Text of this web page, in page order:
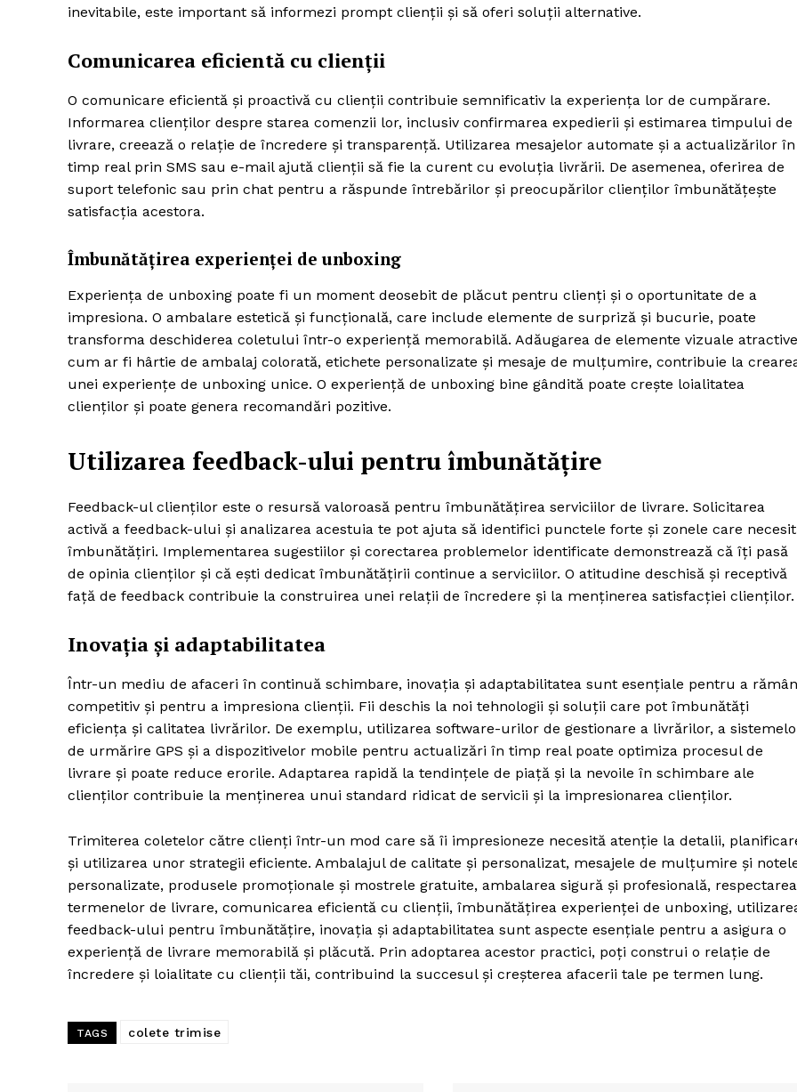
inevitabile, este important să informezi prompt clienții și să oferi soluții alternative.
Comunicarea eficientă cu clienții
O comunicare eficientă și proactivă cu clienții contribuie semnificativ la experiența lor de cumpărare.
Informarea clienților despre starea comenzii lor, inclusiv confirmarea expedierii și estimarea timpului de
livrare, creează o relație de încredere și transparență. Utilizarea mesajelor automate și a actualizărilor în
timp real prin SMS sau e-mail ajută clienții să fie la curent cu evoluția livrării. De asemenea, oferirea de
suport telefonic sau prin chat pentru a răspunde întrebărilor și preocupărilor clienților îmbunătățește
satisfacția acestora.
Îmbunătățirea experienței de unboxing
Experiența de unboxing poate fi un moment deosebit de plăcut pentru clienți și o oportunitate de a
impresiona. O ambalare estetică și funcțională, care include elemente de surpriză și bucurie, poate
transforma deschiderea coletului într-o experiență memorabilă. Adăugarea de elemente vizuale
cum ar fi hârtie de ambalaj colorată, etichete personalizate și mesaje de mulțumire, contribuie la
unei experiențe de unboxing unice. O experiență de unboxing bine gândită poate crește loialitatea
clienților și poate genera recomandări pozitive.
Utilizarea feedback-ului pentru îmbunătățire
Feedback-ul clienților este o resursă valoroasă pentru îmbunătățirea serviciilor de livrare. Solicitarea
activă a feedback-ului și analizarea acestuia te pot ajuta să identifici punctele forte și zonele care
îmbunătățiri. Implementarea sugestiilor și corectarea problemelor identificate demonstrează că îți pasă
de opinia clienților și că ești dedicat îmbunătățirii continue a serviciilor. O atitudine deschisă și receptivă
față de feedback contribuie la construirea unei relații de încredere și la menținerea satisfacției clienților.
Inovația și adaptabilitatea
Într-un mediu de afaceri în continuă schimbare, inovația și adaptabilitatea sunt esențiale pentru a
competitiv și pentru a impresiona clienții. Fii deschis la noi tehnologii și soluții care pot îmbunătăți
eficiența și calitatea livrărilor. De exemplu, utilizarea software-urilor de gestionare a livrărilor, a
de urmărire GPS și a dispozitivelor mobile pentru actualizări în timp real poate optimiza procesul de
livrare și poate reduce erorile. Adaptarea rapidă la tendințele de piață și la nevoile în schimbare ale
clienților contribuie la menținerea unui standard ridicat de servicii și la impresionarea clienților.
Trimiterea coletelor către clienți într-un mod care să îi impresioneze necesită atenție la detalii,
și utilizarea unor strategii eficiente. Ambalajul de calitate și personalizat, mesajele de mulțumire și
personalizate, produsele promoționale și mostrele gratuite, ambalarea sigură și profesională, respectarea
termenelor de livrare, comunicarea eficientă cu clienții, îmbunătățirea experienței de unboxing,
feedback-ului pentru îmbunătățire, inovația și adaptabilitatea sunt aspecte esențiale pentru a asigura o
experiență de livrare memorabilă și plăcută. Prin adoptarea acestor practici, poți construi o relație de
încredere și loialitate cu clienții tăi, contribuind la succesul și creșterea afacerii tale pe termen lung.
TAGS colete trimise